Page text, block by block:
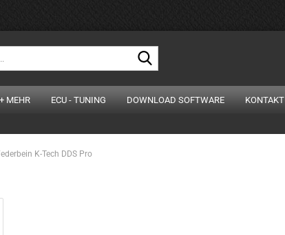
MEHR ECU - TUNING DOWNLOAD SOFTWARE KONTAKT
K-Tech DDS Pro